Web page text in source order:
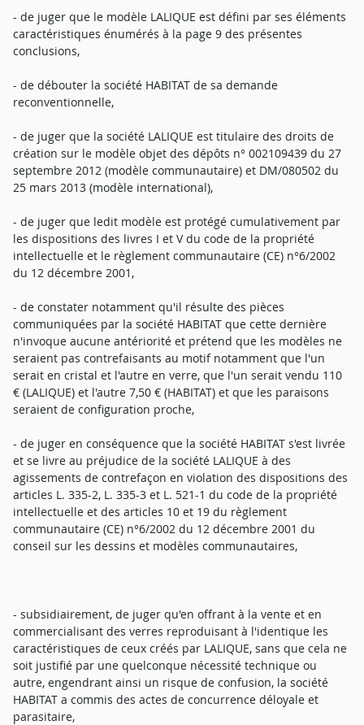
- de juger que le modèle LALIQUE est défini par ses éléments
caractéristiques énumérés à la page 9 des présentes
conclusions,
- de débouter la société HABITAT de sa demande
reconventionnelle,
- de juger que la société LALIQUE est titulaire des droits de
création sur le modèle objet des dépôts n° 002109439 du 27
septembre 2012 (modèle communautaire) et DM/080502 du
25 mars 2013 (modèle international),
- de juger que ledit modèle est protégé cumulativement par
les dispositions des livres I et V du code de la propriété
intellectuelle et le règlement communautaire (CE) n°6/2002
du 12 décembre 2001,
- de constater notamment qu'il résulte des pièces
communiquées par la société HABITAT que cette dernière
n'invoque aucune antériorité et prétend que les modèles ne
seraient pas contrefaisants au motif notamment que l'un
serait en cristal et l'autre en verre, que l'un serait vendu 110
€ (LALIQUE) et l'autre 7,50 € (HABITAT) et que les paraisons
seraient de configuration proche,
- de juger en conséquence que la société HABITAT s'est livrée
et se livre au préjudice de la société LALIQUE à des
agissements de contrefaçon en violation des dispositions des
articles L. 335-2, L. 335-3 et L. 521-1 du code de la propriété
intellectuelle et des articles 10 et 19 du règlement
communautaire (CE) n°6/2002 du 12 décembre 2001 du
conseil sur les dessins et modèles communautaires,
- subsidiairement, de juger qu'en offrant à la vente et en
commercialisant des verres reproduisant à l'identique les
caractéristiques de ceux créés par LALIQUE, sans que cela ne
soit justifié par une quelconque nécessité technique ou
autre, engendrant ainsi un risque de confusion, la société
HABITAT a commis des actes de concurrence déloyale et
parasitaire,